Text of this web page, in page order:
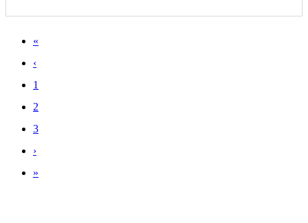
«
‹
1
2
3
›
»